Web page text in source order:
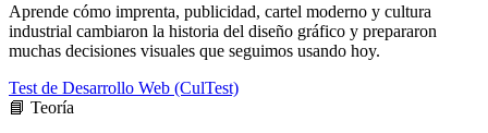
Aprende cómo imprenta, publicidad, cartel moderno y cultura
industrial cambiaron la historia del diseño gráfico y prepararon
muchas decisiones visuales que seguimos usando hoy.
Test de Desarrollo Web (CulTest)
📘 Teoría